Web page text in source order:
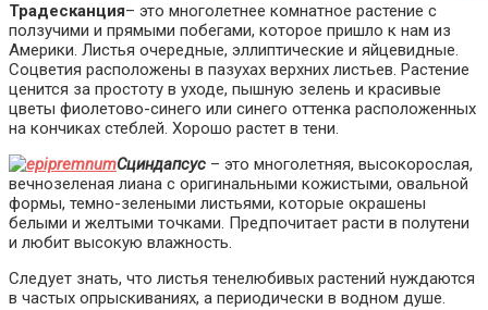
Традесканция– это многолетнее комнатное растение с
ползучими и прямыми побегами, которое пришло к нам из
Америки. Листья очередные, эллиптические и яйцевидные.
Соцветия расположены в пазухах верхних листьев. Растение
ценится за простоту в уходе, пышную зелень и красивые
цветы фиолетово-синего или синего оттенка расположенных
на кончиках стеблей. Хорошо растет в тени.
Сциндапсус – это многолетняя, высокорослая,
вечнозеленая лиана с оригинальными кожистыми, овальной
формы, темно-зелеными листьями, которые окрашены
белыми и желтыми точками. Предпочитает расти в полутени
и любит высокую влажность.
Следует знать, что листья тенелюбивых растений нуждаются
в частых опрыскиваниях, а периодически в водном душе.